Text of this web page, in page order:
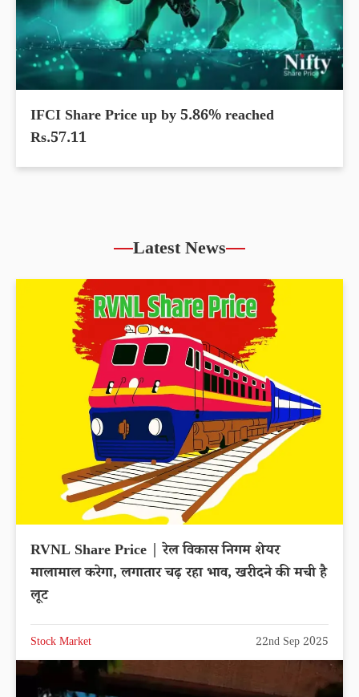
IFCI Share Price up by 5.86% reached
Rs.57.11
Latest News
RVNL Share Price | रेल विकास निगम शेयर
मालामाल करेगा, लगातार चढ़ रहा भाव, खरीदने की मची है
लूट
Stock Market 22nd Sep 2025